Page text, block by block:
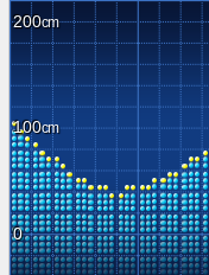
200
100
0